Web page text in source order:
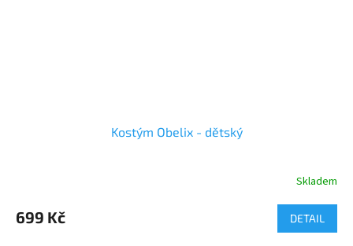
Kostým Obelix - dětský
Skladem
699 Kč DETAIL